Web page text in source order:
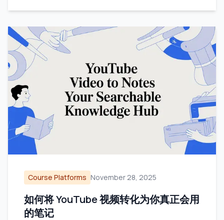
Course Platforms November 28, 2025
如何将 YouTube 视频转化为你真正会用
的笔记